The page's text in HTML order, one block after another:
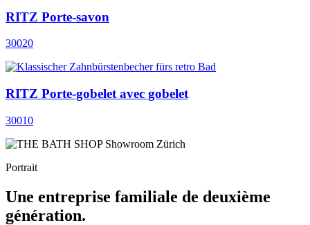
RITZ Porte-savon
30020
RITZ Porte-gobelet avec gobelet
30010
Portrait
Une entreprise familiale de deuxième
génération.